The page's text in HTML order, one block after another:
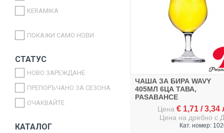
KERAMIKA
GEZER
PAPILION
SARINAGLASS
KOZA
ZUCCI
ПОКАЖИ САМО НОВИ
СТАТУС
НОВО ЗАРЕЖДАНЕ
ПРЕПОРЪЧАНО ЗА СЕЗОНА
ОЧАКВАЙТЕ
КАТАЛОГ
ЧАША ЗА БИРА WAVY
405МЛ 6ЦА ТАВА,
PASABAHCE
Цена € 1,71 /3,34
Цена на дребно с
Кат. номер: